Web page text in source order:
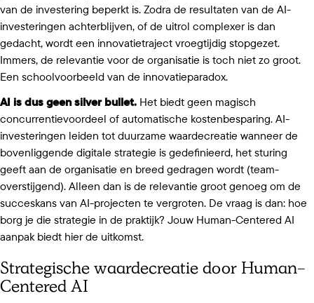
van de investering beperkt is. Zodra de resultaten van de AI-
investeringen achterblijven, of de uitrol complexer is dan
gedacht, wordt een innovatietraject vroegtijdig stopgezet.
Immers, de relevantie voor de organisatie is toch niet zo groot.
Een schoolvoorbeeld van de innovatieparadox.
AI is dus geen silver bullet. Het biedt geen magisch
concurrentievoordeel of automatische kostenbesparing. AI-
investeringen leiden tot duurzame waardecreatie wanneer de
bovenliggende digitale strategie is gedefinieerd, het sturing
geeft aan de organisatie en breed gedragen wordt (team-
overstijgend). Alleen dan is de relevantie groot genoeg om de
succeskans van AI-projecten te vergroten. De vraag is dan: hoe
borg je die strategie in de praktijk? Jouw Human-Centered AI
aanpak biedt hier de uitkomst.
Strategische waardecreatie door Human-
Centered AI